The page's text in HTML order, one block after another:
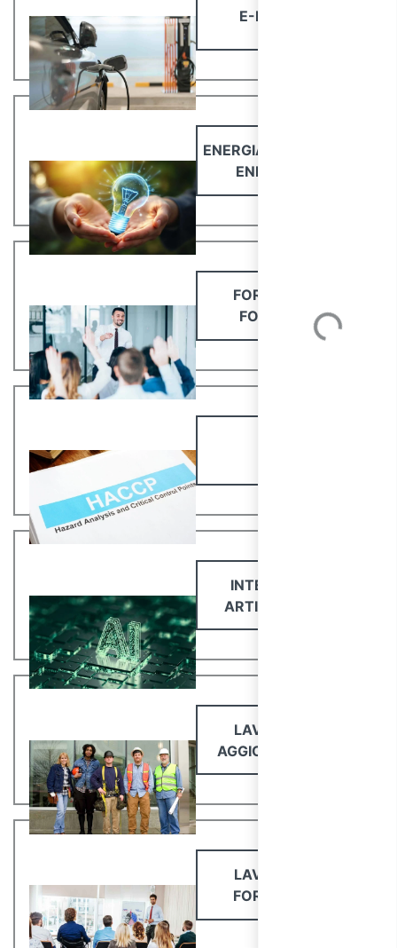
E-MOBILITY
ENERGIA E RISPARMIO
ENERGETICO
FORMAZIONE
FORMATORI
INTELLIGENZA
ARTIFICIALE - AI
LAVORATORI:
AGGIORNAMENTO
LAVORATORI:
FORMAZIONE
Loading...